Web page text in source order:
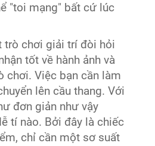
"toi mạng" bất cứ lúc
trò chơi giải trí đòi hỏi
tốt về hành ảnh và
chơi. Việc bạn cần làm
lên cầu thang. Với
đơn giản như vậy
tí nào. Bởi đây là chiếc
chỉ cần một sơ suất